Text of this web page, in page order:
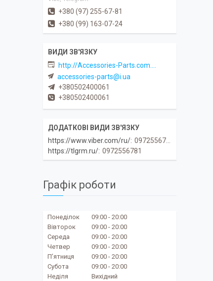
+380 (97) 255-67-81
+380 (99) 163-07-24
http://Accessories-Parts.com.ua
accessories-parts@i.ua
+380502400061
+380502400061
https://www.viber.com/ru/ 0972556781
https://tlgrm.ru/ 0972556781
Графік роботи
Понеділок 09:00
20:00
Вівторок
09:00
20:00
Середа
09:00
20:00
Четвер
09:00
20:00
Пʼятниця
09:00
20:00
Субота
09:00
20:00
Неділя
Вихідний